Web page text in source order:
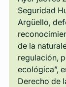
Seguridad
Argüello,
de la
regulación,
ecológica”,
Derecho de